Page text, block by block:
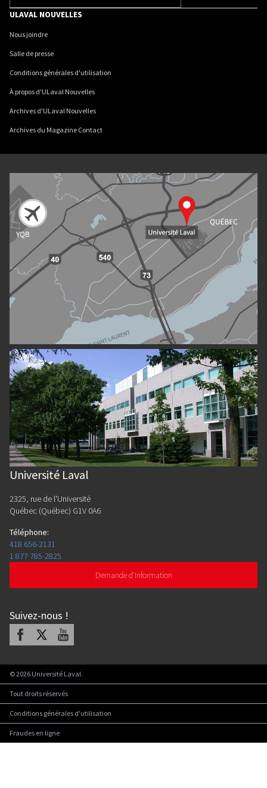
ULAVAL NOUVELLES
Nous joindre
Salle de presse
Conditions générales d'utilisation
À propos d'ULaval Nouvelles
Archives d'ULaval Nouvelles
Archives du Magazine Contact
Université Laval
2325, rue de l'Université
Québec (Québec) G1V 0A6
Téléphone:
418 656-2131
1 877 785-2825
Demande d'information
Suivez-nous !
Facebook Youtube
©2026 Université Laval.
Tout droits réservés
Conditions générales d'utilisation
Fraudes en ligne